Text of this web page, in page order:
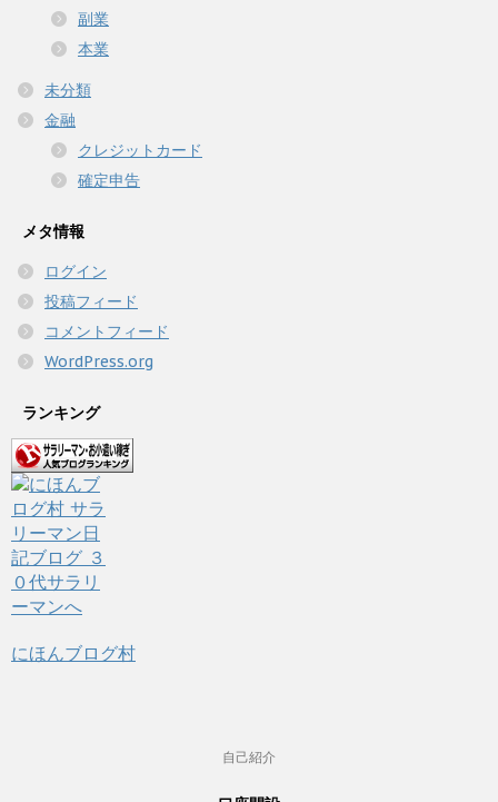
副業
本業
未分類
金融
クレジットカード
確定申告
メタ情報
ログイン
投稿フィード
コメントフィード
WordPress.org
ランキング
にほんブログ村
自己紹介